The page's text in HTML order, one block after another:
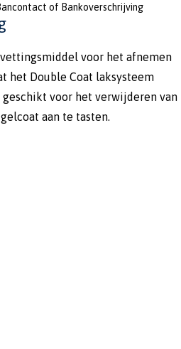
of Bankoverschrijving
voor het afnemen
het Double Coat laksysteem
geschikt voor het verwijderen van
aan te tasten.